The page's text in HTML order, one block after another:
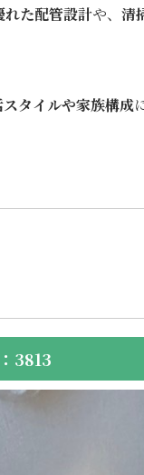
れた配管設計や、 清
タイルや家族構成
3813